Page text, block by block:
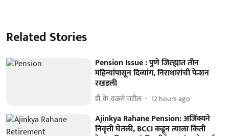
Related Stories
Pension Issue : पुणे जिल्ह्यात तीन
महिन्यांपासून दिव्यांग, निराधारांची पेन्शन
रखडली
डी. के. वळसे पाटील 12 hours ago
Ajinkya Rahane Pension: अजिंक्यने
निवृत्ती घेतली, BCCI कडून त्याला किती